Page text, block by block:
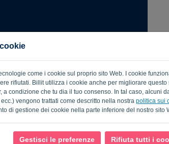
come i cookie sul proprio sito Web. I cookie
rifiutati. Billit utilizza i cookie anche per migliorare
a condizione che tu dia il tuo consenso. In tal caso, alcuni
vengono trattati come descritto nella nostra politica sui
di gestione dei cookie nella parte inferiore del nostro sito
Gestisci le preferenze Rifiuta tutti i